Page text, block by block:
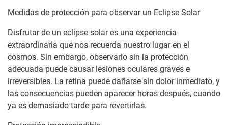
Medidas de protección para observar un Eclipse Solar
Disfrutar de un eclipse solar es una experiencia
extraordinaria que nos recuerda nuestro lugar en el
cosmos. Sin embargo, observarlo sin la protección
adecuada puede causar lesiones oculares graves e
irreversibles. La retina puede dañarse sin dolor inmediato, y
las consecuencias pueden aparecer horas después, cuando
ya es demasiado tarde para revertirlas.